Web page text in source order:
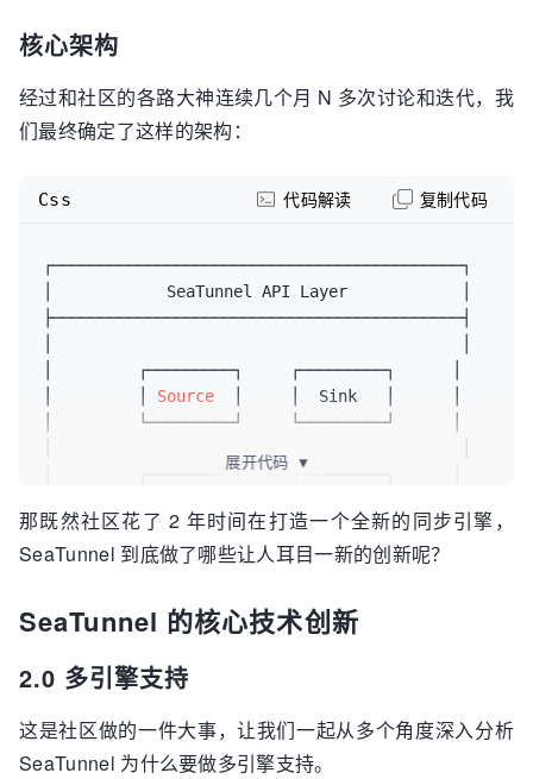
核心架构
经过和社区的各路大神连续几个月 N 多次讨论和迭代，我
们最终确定了这样的架构：
┌───────────────────────────────────────────┐
│            SeaTunnel API Layer            │
├───────────────────────────────────────────┤
│         ┌─────────┐     ┌─────────┐      │
│         │ Source
  │     │  Sink   │      │
│         └─────────┘     └─────────┘      │
│         ┌─────────┐     ┌─────────┐      │
│         └─────────┘     └─────────┘      │
│                                           │
│          Plugin Discovery Layer           │
├───────────────────────────────────────────┤
│    ┌────────┐  ┌─────────┐  ┌────────┐   │
│    └────────┘  └─────────┘  └────────┘   │
Css 代码解读 复制代码
展开代码 ▼
那既然社区花了 2 年时间在打造一个全新的同步引擎，
SeaTunnel 到底做了哪些让人耳目一新的创新呢？
SeaTunnel 的核心技术创新
2.0 多引擎支持
这是社区做的一件大事，让我们一起从多个角度深入分析
SeaTunnel 为什么要做多引擎支持。